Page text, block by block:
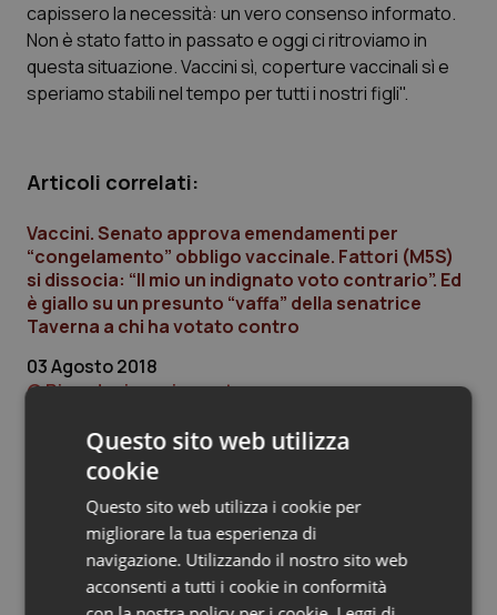
Marche
Molise
Provincia Autonoma di Trento
Puglia
Sardegna
Sicilia
Toscana
Umbria
Donna & Salute
Epatiti
Ipertensione & Scompenso
Malattie rare
Malattia di Crohn & Rettocolite Ulcerosa
Neuroscienze & patologie neurodegenerative
Obesità
Oftalmologia
capissero la necessità: un vero consenso informato.
Non è stato fatto in passato e oggi ci ritroviamo in
questa situazione. Vaccini sì, coperture vaccinali sì e
speriamo stabili nel tempo per tutti i nostri figli".
Articoli correlati:
Vaccini. Senato approva emendamenti per
“congelamento” obbligo vaccinale. Fattori (M5S)
si dissocia: “Il mio un indignato voto contrario”. Ed
è giallo su un presunto “vaffa” della senatrice
Taverna a chi ha votato contro
03 Agosto 2018
© Riproduzione riservata
Gold
Cloud sanitario: infrastrutture,
compliance, GDPR e Risk management
Questo sito web utilizza
cookie
Questo sito web utilizza i cookie per
migliorare la tua esperienza di
navigazione. Utilizzando il nostro sito web
acconsenti a tutti i cookie in conformità